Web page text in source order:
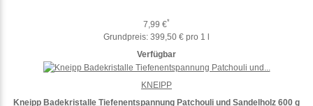
7,99 €*
Grundpreis: 399,50 € pro 1 l
Verfügbar
Kneipp Badekristalle Tiefenentspannung Patchouli und Sandelholz 600 g
KNEIPP